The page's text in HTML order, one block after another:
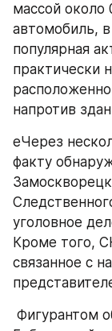
массой около
автомобиль,
популярная
практически
напротив
еЧерез
факту
уголовное
Кроме того,
связанное с